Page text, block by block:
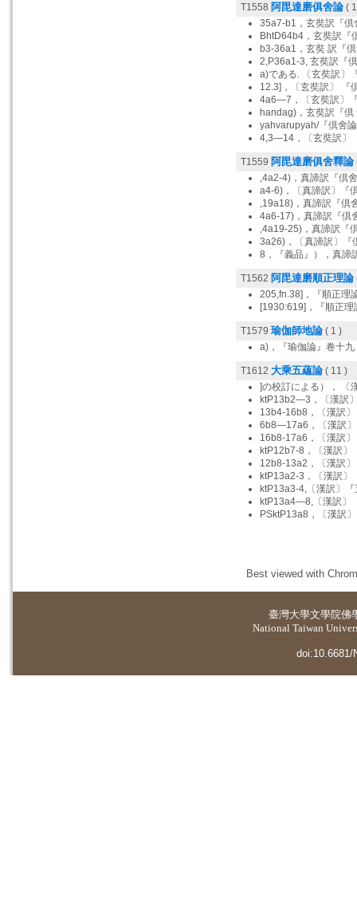
T1558 阿毘達磨俱舍論 (
35a7-b1，玄奘訳『倶
BhtD64b4，玄奘訳『
b3-36a1，玄奘 訳『
2,P36a1-3, 玄奘訳『
a)である. 〔玄奘訳〕
12.3]，〔玄奘訳〕 『
4a6—7，〔玄奘訳〕
handag)，玄奘訳『倶
yahvarupyah/『倶舍
4,3—14，〔玄奘訳〕
T1559 阿毘達磨俱舍釋論
,4a2-4)，真諦訳『倶
a4-6)，〔真諦訳〕『
,19a18)，真諦訳『倶
4a6-17)，真諦訳『倶
,4a19-25)，真諦訳『
3a26)，〔真諦訳〕『
8，『義品』），真諦
T1562 阿毘達磨順正理論
205,fn.38]，『順正理
[1930:619]，『順正理
T1579 瑜伽師地論 ( 1 )
a)，『瑜伽論』卷十
T1612 大乘五蘊論 ( 11 )
]の校訂による）， 〔
ktP13b2—3，〔漢訳
13b4-16b8，〔漢訳
6b8—17a6，〔漢訳〕
16b8-17a6，〔漢訳
ktP12b7-8，〔漢訳〕
12b8-13a2，〔漢訳
ktP13a2-3，〔漢訳〕
ktP13a3-4,〔漢訳〕
ktP13a4—8,〔漢訳〕
PSktP13a8，〔漢訳
Best viewed with
臺灣大學文學院佛
National Taiwan
doi:10.6681/